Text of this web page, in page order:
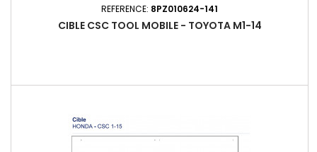
REFERENCE: 8PZ010624-141
CIBLE CSC TOOL MOBILE - TOYOTA M1-14